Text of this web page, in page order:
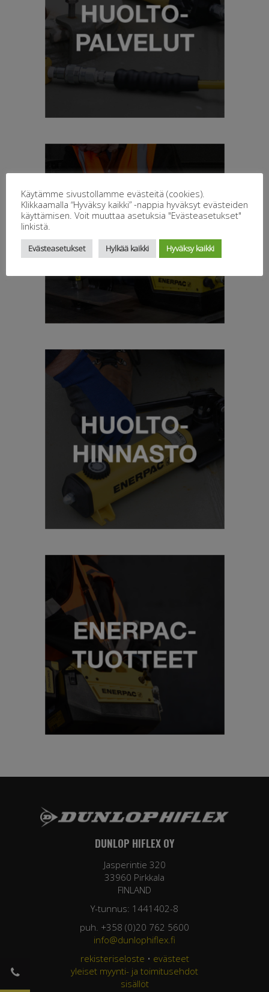
DUNLOP HIFLEX OY
Jasperintie 320
33960 Pirkkala
FINLAND
Y-tunnus: 1441402-8
puh. +358 (0)20 762 5600
info@dunlophiflex.fi
rekisteriseloste • evästeet
yleiset myynti- ja toimitusehdot
sisällöt
Käytämme sivustollamme evästeitä (cookies).
Klikkaamalla “Hyväksy kaikki” -nappia hyväksyt evästeiden
käyttämisen. Voit muuttaa asetuksia "Evästeasetukset"
linkistä.
Evästeasetukset Hylkää kaikki Hyväksy kaikki